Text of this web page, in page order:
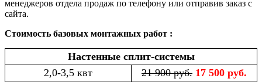
менеджеров отдела продаж по телефону или отправив заказ с
сайта.
Стоимость базовых монтажных работ :
Настенные сплит-системы
2,0-3,5 квт
21 900 руб. 17 500 руб.